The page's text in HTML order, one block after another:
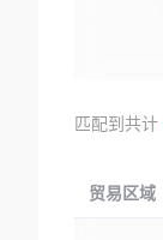
匹配到共计
贸易区域